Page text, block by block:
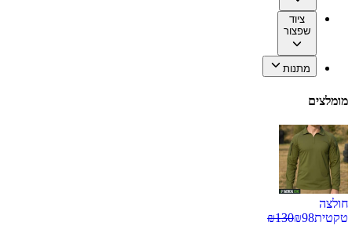
ציוד
שפצור
מתנות
מומלצים
חולצה
טקטית
₪98
₪130